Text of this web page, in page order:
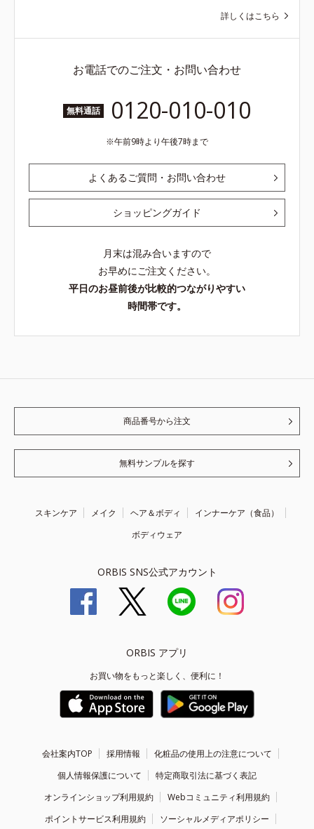
詳しくはこちら
お電話でのご注文・お問い合わせ
無料通話 0120-010-010
午前9時より午後7時まで
よくあるご質問・お問い合わせ
ショッピングガイド
月末は混み合いますので
お早めにご注文ください。
平日のお昼前後が比較的つながりやすい
時間帯です。
商品番号から注文
無料サンプルを探す
スキンケア メイク ヘア＆ボディ
インナーケア（食品）
ボディウェア
ORBIS SNS公式アカウント
ORBIS アプリ
お買い物をもっと楽しく、便利に！
会社案内TOP 採用情報
化粧品の使用上の注意について
個人情報保護について
特定商取引法に基づく表記
オンラインショップ利用規約
Webコミュニティ利用規約
ポイントサービス利用規約
ソーシャルメディアポリシー